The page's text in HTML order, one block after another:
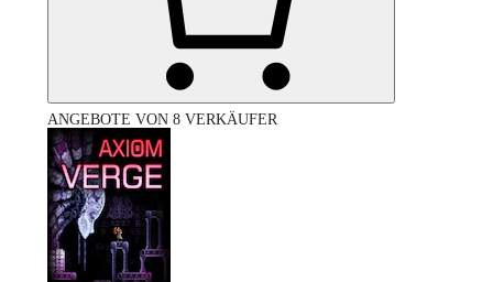
ANGEBOTE VON 8 VERKÄUFER